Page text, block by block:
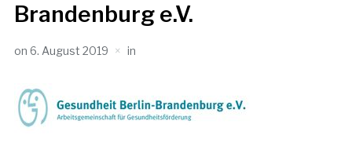
Brandenburg e.V.
on 6. August 2019 in